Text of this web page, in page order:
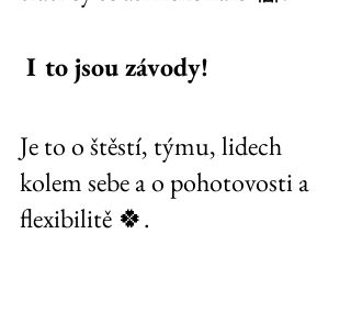
I to jsou závody!
Je to o štěstí, týmu, lidech
kolem sebe a o pohotovosti a
flexibilitě 🍀.